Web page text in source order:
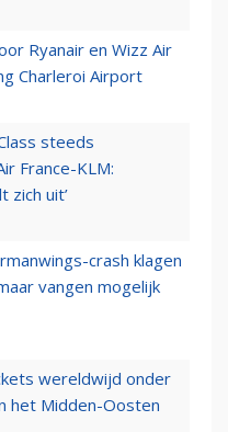
Ryanair en Wizz Air
Charleroi Airport
steeds
France-KLM:
zich uit’
crash klagen
vangen mogelijk
wereldwijd onder
het Midden-Oosten